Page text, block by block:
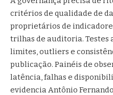
critérios de qualidade de
proprietários de
trilhas de auditoria.
limites, outliers e
publicação. Painéis de
latência, falhas e
evidencia Antônio